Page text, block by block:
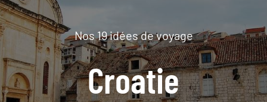
Nos 19 idées de voyage
Croatie